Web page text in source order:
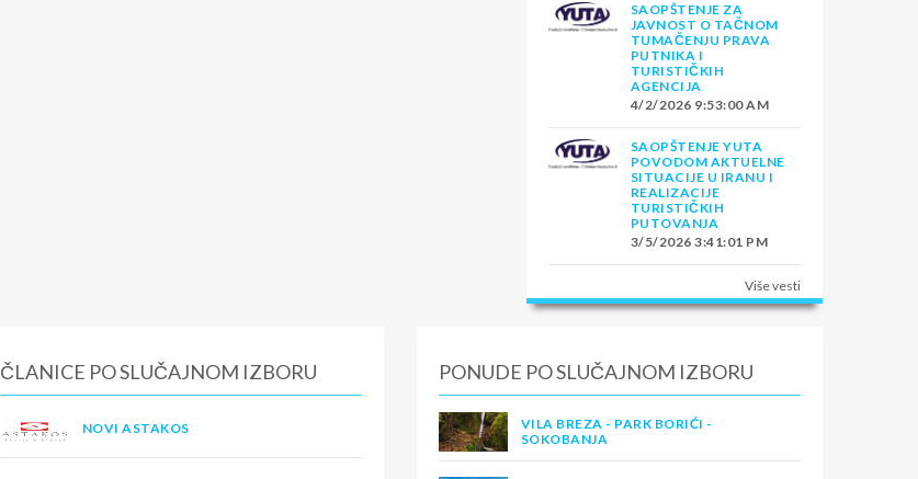
SAOPŠTENJE ZA
JAVNOST O TAČNOM
TUMAČENJU PRAVA
PUTNIKA I
TURISTIČKIH
AGENCIJA
4/2/2026 9:53:00 AM
SAOPŠTENJE YUTA
POVODOM AKTUELNE
SITUACIJE U IRANU I
REALIZACIJE
TURISTIČKIH
PUTOVANJA
3/5/2026 3:41:01 PM
Više vesti
ČLANICE PO SLUČAJNOM IZBORU
NOVI ASTAKOS
PONUDE PO SLUČAJNOM IZBORU
VILA BREZA - PARK BORIĆI -
SOKOBANJA